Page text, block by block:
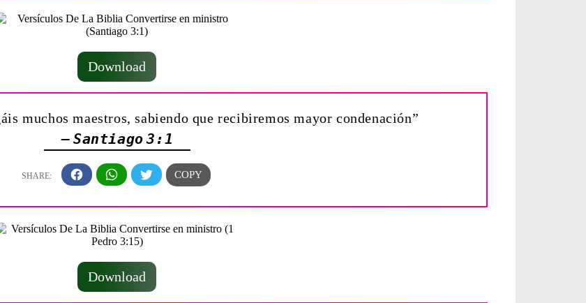
Download
muchos maestros, sabiendo que recibiremos mayor condenación”
— Santiago 3:1
Download